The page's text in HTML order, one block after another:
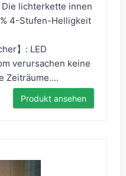
lichterkette innen
4-Stufen-Helligkeit
】: LED
verursachen keine
Zeiträume....
Produkt ansehen